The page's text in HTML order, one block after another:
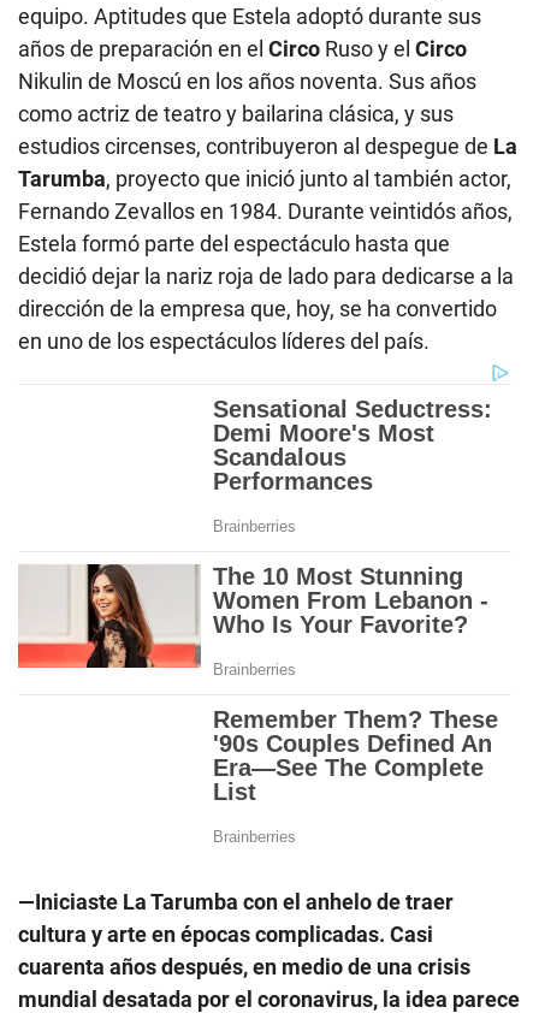
equipo. Aptitudes que Estela adoptó durante sus
años de preparación en el Circo Ruso y el Circo
Nikulin de Moscú en los años noventa. Sus años
como actriz de teatro y bailarina clásica, y sus
estudios circenses, contribuyeron al despegue de La
Tarumba, proyecto que inició junto al también actor,
Fernando Zevallos en 1984. Durante veintidós años,
Estela formó parte del espectáculo hasta que
decidió dejar la nariz roja de lado para dedicarse a la
dirección de la empresa que, hoy, se ha convertido
en uno de los espectáculos líderes del país.
—Iniciaste La Tarumba con el anhelo de traer
cultura y arte en épocas complicadas. Casi
cuarenta años después, en medio de una crisis
mundial desatada por el coronavirus, la idea parece